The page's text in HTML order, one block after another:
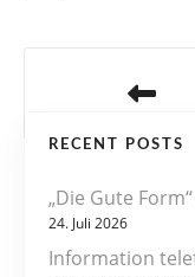
RECENT POSTS
„Die Gute
24. Juli 2026
Information